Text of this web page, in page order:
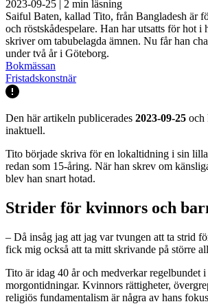
2023-09-25 | 2 min läsning
Saiful Baten, kallad Tito, från Bangladesh är
och röstskådespelare. Han har utsatts för hot i
skriver om tabubelagda ämnen. Nu får han
under två år i Göteborg.
Bokmässan
Fristadskonstnär
Den här artikeln publicerades 2023-09-25 och
inaktuell.
Tito började skriva för en lokaltidning i sin
redan som 15-åring. När han skrev om
blev han snart hotad.
Strider för kvinnors och
– Då insåg jag att jag var tvungen att ta strid
fick mig också att ta mitt skrivande på större
Tito är idag 40 år och medverkar regelbundet i
morgontidningar. Kvinnors rättigheter,
religiös fundamentalism är några av hans